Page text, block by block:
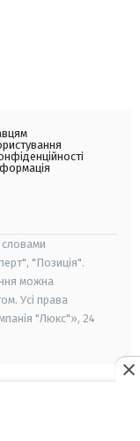
словами
"Позиція".
можна
Усі права
"Люкс"», 24